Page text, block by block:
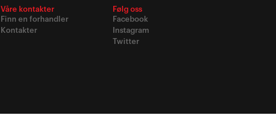
Våre kontakter
Finn en forhandler
Kontakter
Følg oss
Facebook
Instagram
Twitter